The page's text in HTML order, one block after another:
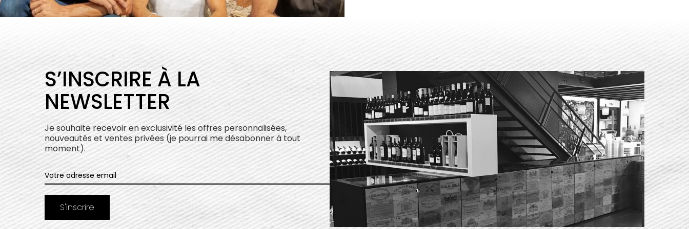
S’INSCRIRE À LA
NEWSLETTER
Je souhaite recevoir en exclusivité les offres personnalisées,
nouveautés et ventes privées (je pourrai me désabonner à tout
moment).